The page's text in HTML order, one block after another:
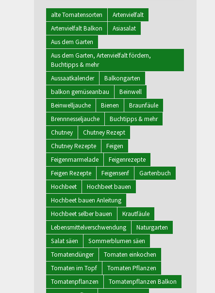
alte Tomatensorten
Artenvielfalt
Artenvielfalt Balkon
Asiasalat
Aus dem Garten
Aus dem Garten, Artenvielfalt fördern,
Buchtipps & mehr
Aussaatkalender
Balkongarten
balkon gemüseanbau
Beinwell
Beinwelljauche
Bienen
Braunfäule
Brennnesseljauche
Buchtipps & mehr
Chutney
Chutney Rezept
Chutney Rezepte
Feigen
Feigenmarmelade
Feigenrezepte
Feigen Rezepte
Feigensenf
Gartenbuch
Hochbeet
Hochbeet bauen
Hochbeet bauen Anleitung
Hochbeet selber bauen
Krautfäule
Lebensmittelverschwendung
Naturgarten
Salat säen
Sommerblumen säen
Tomatendünger
Tomaten einkochen
Tomaten im Topf
Tomaten Pflanzen
Tomatenpflanzen
Tomatenpflanzen Balkon